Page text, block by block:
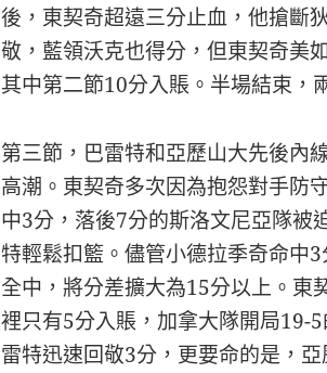
後，東契奇超遠三分止血，他搶斷
敬，藍領沃克也得分，但東契奇美
其中第二節10分入賬。半場結束，
第三節，巴雷特和亞歷山大先後內
高潮。東契奇多次因為抱怨對手防
中3分，落後7分的斯洛文尼亞隊被
特輕鬆扣籃。儘管小德拉季奇命中
全中，將分差擴大為15分以上。東
裡只有5分入賬，加拿大隊開局19-
雷特迅速回敬3分，更要命的是，